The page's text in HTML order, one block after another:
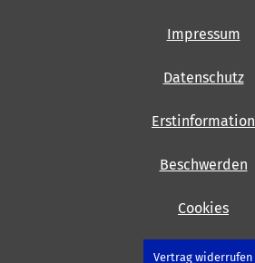
Impressum
Datenschutz
Erstinformation
Beschwerden
Cookies
Vertrag widerrufen